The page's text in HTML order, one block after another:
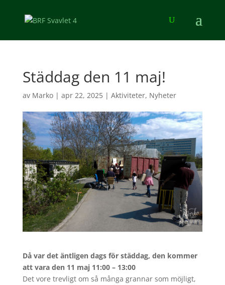
Städdag den 11 maj!
av Marko| apr 22, 2025| Aktiviteter, Nyheter
Då var det äntligen dags för städdag, den kommer
att vara den 11 maj 11:00 – 13:00
Det vore trevligt om så många grannar som möjligt,